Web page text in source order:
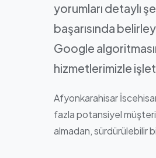
yorumları detaylı
başarısında
Google
hizmetlerimizle
Afyonkarahisar
fazla potansiyel
almadan, sürdürülebilir